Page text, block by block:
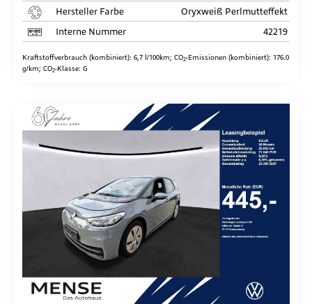
Hersteller Farbe
Oryxweiß Perlmutteffekt
Interne Nummer
42219
Kraftstoffverbrauch (kombiniert): 6,7 l/100km; CO2-Emissionen (kombiniert): 176.0
g/km; CO2-Klasse: G